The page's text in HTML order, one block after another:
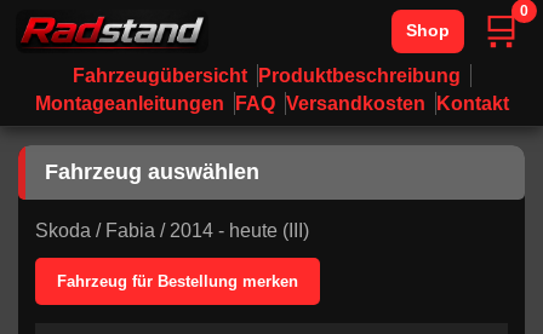
Fahrzeugübersicht
Produktbeschreibung
Montageanleitungen
FAQ Versandkosten Kontakt
Shop 🛒0
Fahrzeug auswählen
Skoda / Fabia / 2014 - heute (III)
Fahrzeug für Bestellung merken